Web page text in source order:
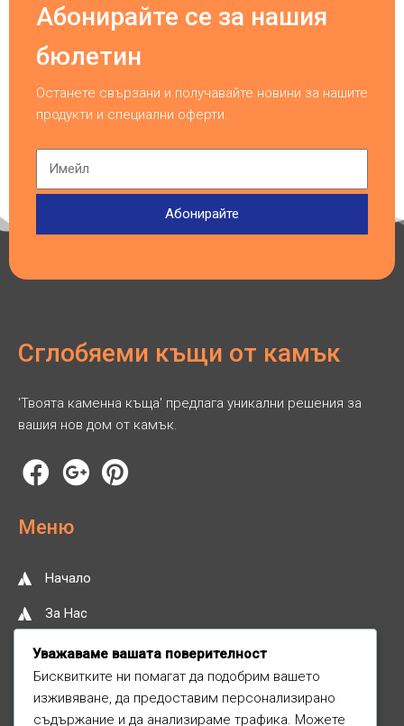
Абонирайте се за нашия
бюлетин
Останете свързани и получавайте новини за нашите
продукти и специални оферти.
Абонирайте
Сглобяеми къщи от камък
'Твоята каменна къща' предлага уникални решения за
вашия нов дом от камък.
Меню
Начало
За Нас
Нашите Услуги
Контакт
Уважаваме вашата поверителност
Бисквитките ни помагат да подобрим вашето
изживяване, да предоставим персонализирано
съдържание и да анализираме трафика. Можете